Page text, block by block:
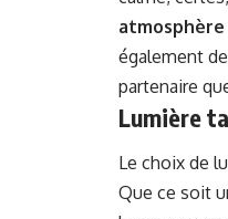
également
partenaire
Lumière
Le choix de
Que ce soit